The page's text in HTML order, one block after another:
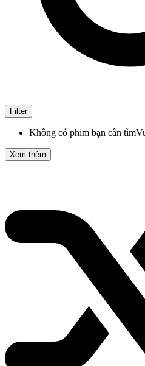
Filter
Không có phim bạn cần tìm
Xem thêm